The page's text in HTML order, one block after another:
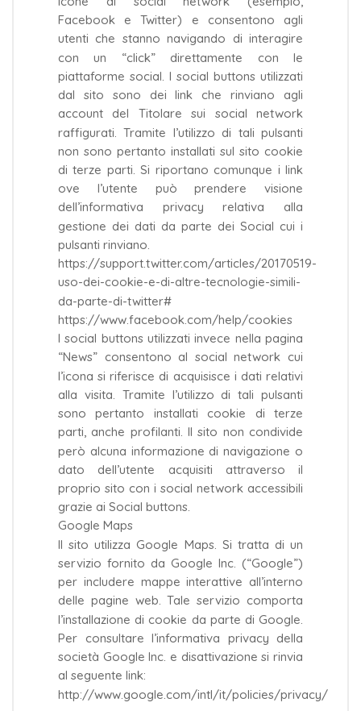
Facebook e Twitter) e consentono agli
utenti che stanno navigando di interagire
con un “click” direttamente con le
piattaforme social. I social buttons utilizzati
dal sito sono dei link che rinviano agli
account del Titolare sui social network
raffigurati. Tramite l’utilizzo di tali pulsanti
non sono pertanto installati sul sito cookie
di terze parti. Si riportano comunque i link
ove l’utente può prendere visione
dell’informativa privacy relativa alla
gestione dei dati da parte dei Social cui i
pulsanti rinviano.
https://support.twitter.com/articles/20170519-
uso-dei-cookie-e-di-altre-tecnologie-simili-
da-parte-di-twitter#
https://www.facebook.com/help/cookies
I social buttons utilizzati invece nella pagina
“News” consentono al social network cui
l’icona si riferisce di acquisisce i dati relativi
alla visita. Tramite l’utilizzo di tali pulsanti
sono pertanto installati cookie di terze
parti, anche profilanti. Il sito non condivide
però alcuna informazione di navigazione o
dato dell’utente acquisiti attraverso il
proprio sito con i social network accessibili
grazie ai Social buttons.
Google Maps
Il sito utilizza Google Maps. Si tratta di un
servizio fornito da Google Inc. (“Google”)
per includere mappe interattive all’interno
delle pagine web. Tale servizio comporta
l’installazione di cookie da parte di Google.
Per consultare l’informativa privacy della
società Google Inc. e disattivazione si rinvia
al seguente link:
http://www.google.com/intl/it/policies/privacy/